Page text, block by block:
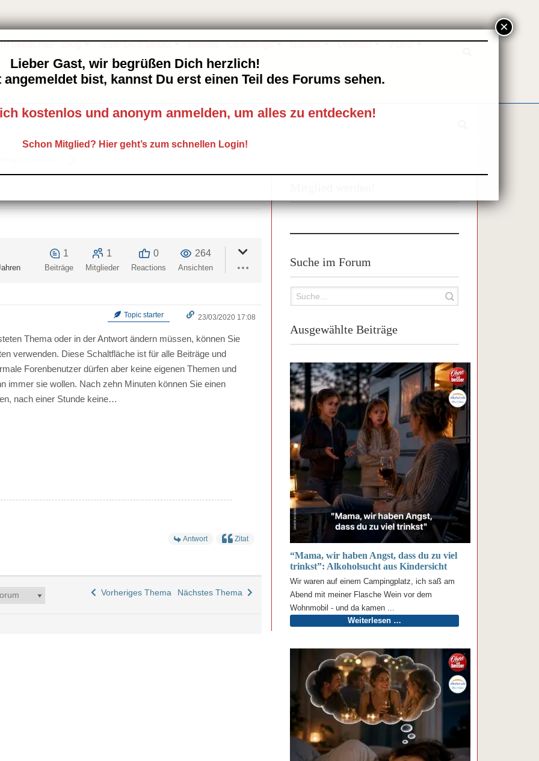
betrachtet Blog Teste Dich selbst Memes Coachings Bücher Lexikon
Video
1
Beiträge
1
Mitglieder
0
Reactions
264
Ansichten
Topic starter 23/03/2020 17:08
Thema oder in der Antwort ändern müssen, können Sie
verwenden. Diese Schaltfläche ist für alle Beiträge und
Forenbenutzer dürfen aber keine eigenen Themen und
immer sie wollen. Nach zehn Minuten können Sie einen
nach einer Stunde keine…
Antwort Zitat
Vorheriges Thema Nächstes Thema
Suche im Forum
Ausgewählte Beiträge
“Mama, wir haben Angst, dass du zu viel
trinkst”: Alkoholsucht aus Kindersicht
Wir waren auf einem Campingplatz, ich saß am
Abend mit meiner Flasche Wein vor dem
Wohnmobil - und da kamen ...
Weiterlesen …
Lieber Gast, wir begrüßen Dich herzlich!
bist, kannst Du erst einen Teil des Forums sehen.
kostenlos und anonym anmelden, um alles zu entdecken!
Schon Mitglied? Hier geht’s zum schnellen Login!